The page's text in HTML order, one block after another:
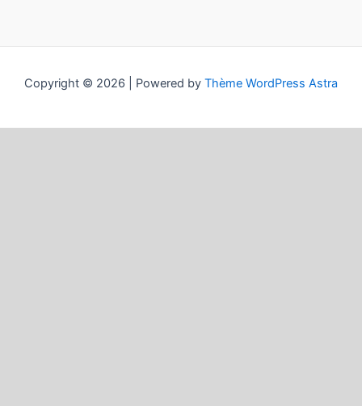
Copyright © 2026 | Powered by Thème WordPress Astra